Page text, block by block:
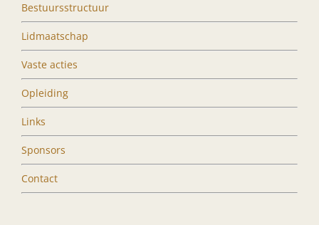
Bestuursstructuur
Lidmaatschap
Vaste acties
Opleiding
Links
Sponsors
Contact